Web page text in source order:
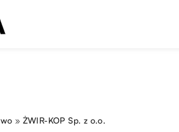
» ŻWIR-KOP Sp. z o.o.